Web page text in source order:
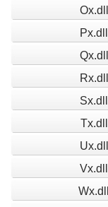
Ox.dll
Px.dll
Qx.dll
Rx.dll
Sx.dll
Tx.dll
Ux.dll
Vx.dll
Wx.dll